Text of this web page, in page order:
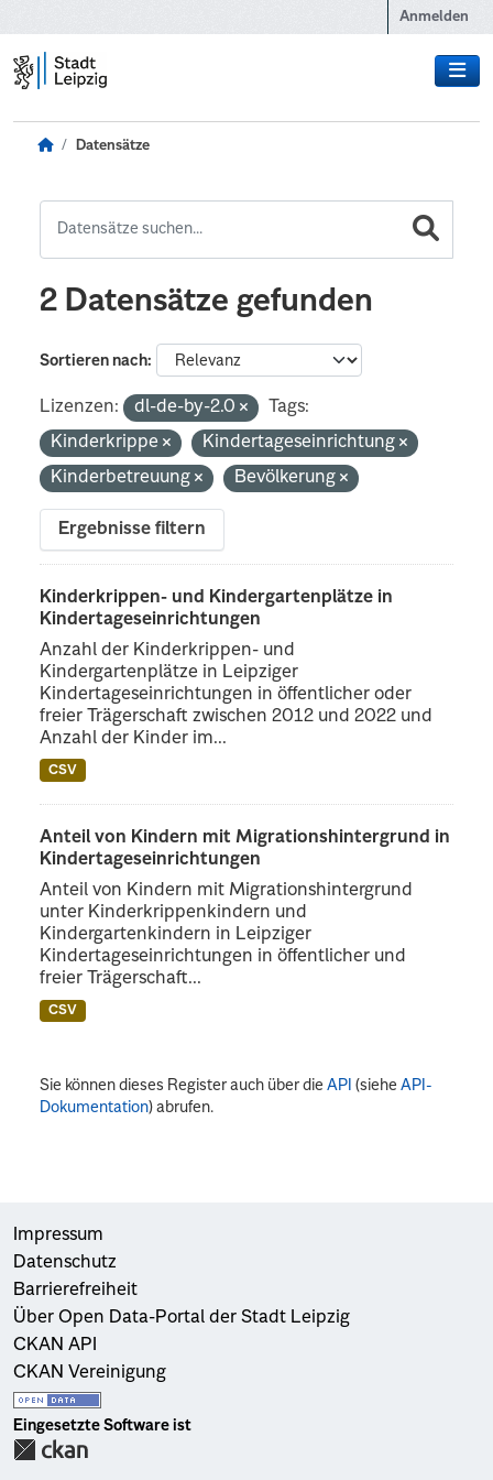
Anmelden
Datensätze
2 Datensätze gefunden
Sortieren nach
Lizenzen: dl-de-by-2.0
Tags:
Kinderkrippe
Kindertageseinrichtung
Kinderbetreuung
Bevölkerung
Ergebnisse filtern
Kinderkrippen- und Kindergartenplätze in
Kindertageseinrichtungen
Anzahl der Kinderkrippen- und
Kindergartenplätze in Leipziger
Kindertageseinrichtungen in öffentlicher oder
freier Trägerschaft zwischen 2012 und 2022 und
Anzahl der Kinder im...
CSV
Anteil von Kindern mit Migrationshintergrund in
Kindertageseinrichtungen
Anteil von Kindern mit Migrationshintergrund
unter Kinderkrippenkindern und
Kindergartenkindern in Leipziger
Kindertageseinrichtungen in öffentlicher und
freier Trägerschaft...
CSV
Sie können dieses Register auch über dieAPI (sieheAPI-
Dokumentation) abrufen.
Impressum
Datenschutz
Barrierefreiheit
Über Open Data-Portal der Stadt Leipzig
CKAN API
CKAN Vereinigung
Eingesetzte Software ist